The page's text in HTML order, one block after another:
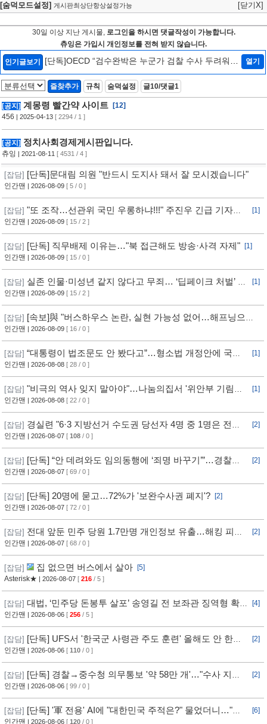
[숨덕모드설정] 게시판최상단항상설정가능 [닫기X]
30일 이상 지난 게시물, 로그인을 하시면 댓글작성이 가능합니다.
츄잉은 가입시 개인정보를 전혀 받지 않습니다.
인기글보기
[단독]OECD “검수완박은 누군가 검찰 수사 두려워하
는 것…韓정부에 엄중 경고안 낼 수도”[인터뷰/법조
Zoom In] [2]
열기
즐찾추가 규칙 숨덕설정 글10/댓글1
[공지] 계몽령 빨간약 사이트
[12]
456 | 2025-04-13 [ 2294 / 1 ]
[공지] 정치사회경제게시판입니다.
츄잉 | 2021-08-11 [ 4531 / 4 ]
[잡담] [단독]문대림 의원 "반드시 도지사 돼서 잘 모시겠습니다"
인간맨 | 2026-08-09 [ 5 / 0 ]
[잡담] "또 조작…선관위 국민 우롱하냐!!!" 주진우 긴급 기자회
견 [현장영상] / 채널A
[1]
인간맨 | 2026-08-09 [ 15 / 2 ]
[잡담] [단독] 직무배제 이유는…"북 접근해도 방송·사격 자제"
[1]
인간맨 | 2026-08-09 [ 15 / 0 ]
[잡담] 실존 인물·미성년 같지 않다고 무죄… ‘딥페이크 처벌’ 구
멍
[1]
인간맨 | 2026-08-09 [ 15 / 2 ]
[잡담] [속보]與 "버스하우스 논란, 실현 가능성 없어…해프닝으로
봐달라"
인간맨 | 2026-08-09 [ 16 / 0 ]
[잡담] “대통령이 법조문도 안 봤다고”…형소법 개정안에 국힘
반발 심화
[1]
인간맨 | 2026-08-08 [ 28 / 0 ]
[잡담] "비극의 역사 잊지 말아야"…나눔의집서 '위안부 기림의
날' 행사
[1]
인간맨 | 2026-08-08 [ 22 / 0 ]
[잡담] 경실련 "6·3 지방선거 수도권 당선자 4명 중 1명은 전과
자"
[2]
인간맨 | 2026-08-07 [ 108 / 0 ]
[잡담] [단독] “안 데려와도 임의동행에 ‘죄명 바꾸기’”…경찰서
조직적 개입?
[2]
인간맨 | 2026-08-07 [ 69 / 0 ]
[잡담] [단독] 20명에 묻고…72%가 '보완수사권 폐지'?
[2]
인간맨 | 2026-08-07 [ 72 / 0 ]
[잡담] 전대 앞둔 민주 당원 1.7만명 개인정보 유출…해킹 피해
11개월 동안 몰랐다
[2]
인간맨 | 2026-08-07 [ 68 / 0 ]
[잡담] 집 없으면 버스에서 살아
[5]
Asterisk★ | 2026-08-07 [ 216 / 5 ]
[잡담] 대법, ‘민주당 돈봉투 살포’ 송영길 전 보좌관 징역형 확
정
[4]
인간맨 | 2026-08-06 [ 256 / 5 ]
[잡담] [단독] UFS서 '한국군 사령관 주도 훈련' 올해도 안 한
다... 美, 전작권 전환 신중 기류
[2]
인간맨 | 2026-08-06 [ 110 / 0 ]
[잡담] [단독] 경찰→중수청 의무통보 '약 58만 개'…"수사 지연"
반발
[2]
인간맨 | 2026-08-06 [ 99 / 0 ]
[잡담] [단독] '軍 전용' AI에 "대한민국 주적은?" 물었더니…"정
치적 사안이라 답변 제한"
[6]
인간맨 | 2026-08-06 [ 120 / 0 ]